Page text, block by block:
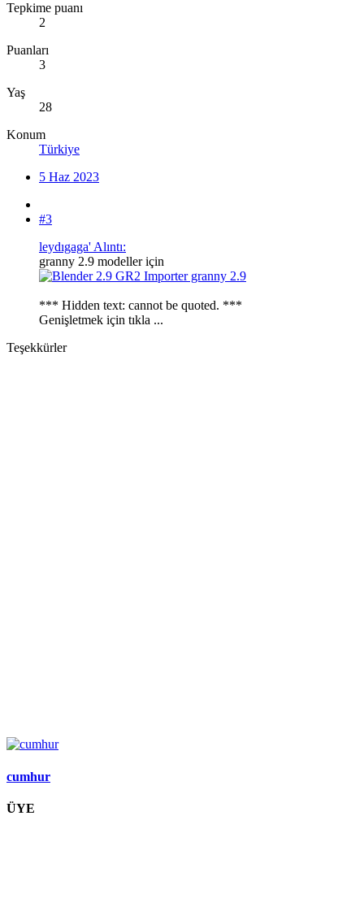
Tepkime puanı
2
Puanları
3
Yaş
28
Konum
Türkiye
5 Haz 2023
#3
leydıgaga' Alıntı:
granny 2.9 modeller için
*** Hidden text: cannot be quoted. ***
Genişletmek için tıkla ...
Teşekkürler
cumhur
ÜYE